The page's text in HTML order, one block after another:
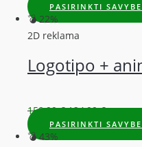
PASIRINKTI
💣 22%
2D reklama
Logotipo +
159,99€ 124,99€
PASIRINKTI
💣 43%